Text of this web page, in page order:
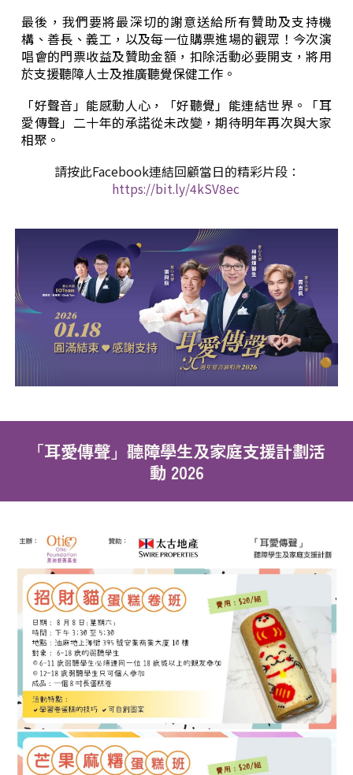
最後，我們要將最深切的謝意送給所有贊助及支持機
構、善長、義工，以及每一位購票進場的觀眾！今次演
唱會的門票收益及贊助金額，扣除活動必要開支，將用
於支援聽障人士及推廣聽覺保健工作。
「好聲音」能感動人心，「好聽覺」能連結世界。「耳
愛傳聲」二十年的承諾從未改變，期待明年再次與大家
相聚。
請按此Facebook連結回顧當日的精彩片段：
https://bit.ly/4kSV8ec
「耳愛傳聲」聽障學生及家庭支援計劃活
動 2026